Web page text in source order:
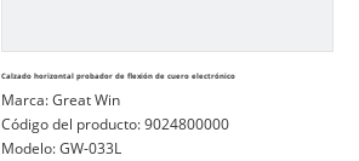
Calzado horizontal probador de flexión de cuero electrónico
Marca:Great Win
Código del producto:9024800000
Modelo:GW-033L